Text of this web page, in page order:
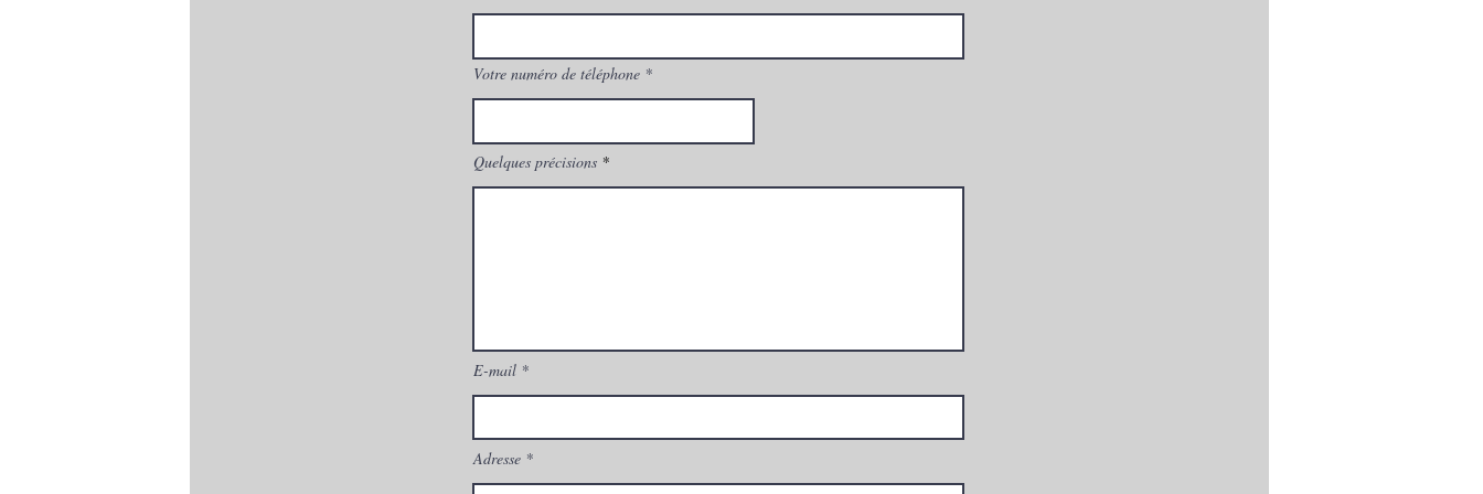
Votre numéro de téléphone
Quelques précisions
E-mail
Adresse